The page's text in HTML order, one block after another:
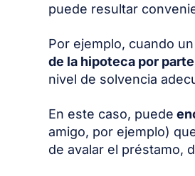
puede resultar
Por ejemplo, cuando
de la hipoteca por
nivel de solvencia
En este caso, puede
amigo, por ejemplo)
de avalar el préstamo,